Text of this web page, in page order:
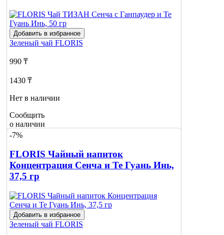
Добавить в избранное
Зеленый чай FLORIS
990 ₸
1430 ₸
Нет в наличии
Сообщить
о наличии
-7%
FLORIS Чайный напиток
Концентрация Сенча и Те Гуань Инь,
37,5 гр
Добавить в избранное
Зеленый чай FLORIS